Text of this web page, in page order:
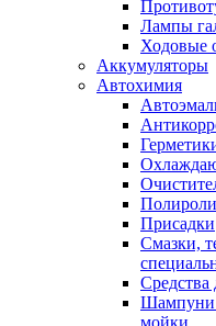
Лампы
Ходовые
Аккумуляторы
Автохимия
Полироли
Присадки
Смазки,
Средства
Шампуни
мойки